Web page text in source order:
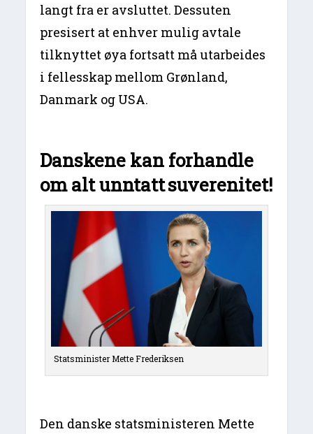
langt fra er avsluttet. Dessuten
presisert at enhver mulig avtale
tilknyttet øya fortsatt må utarbeides
i fellesskap mellom Grønland,
Danmark og USA.
Danskene kan forhandle
om alt unntattsuverenitet!
Statsminister Mette Frederiksen
Den danske statsministeren Mette